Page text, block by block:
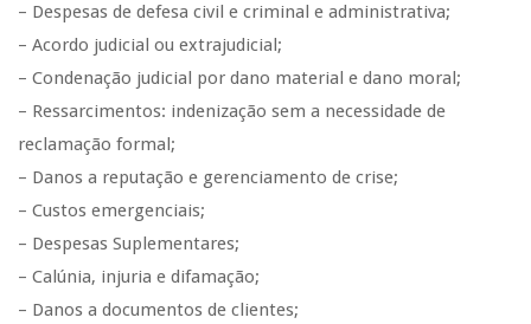
– Despesas de defesa civil e criminal e administrativa;
– Acordo judicial ou extrajudicial;
– Condenação judicial por dano material e dano moral;
– Ressarcimentos: indenização sem a necessidade de
reclamação formal;
– Danos a reputação e gerenciamento de crise;
– Custos emergenciais;
– Despesas Suplementares;
– Calúnia, injuria e difamação;
– Danos a documentos de clientes;